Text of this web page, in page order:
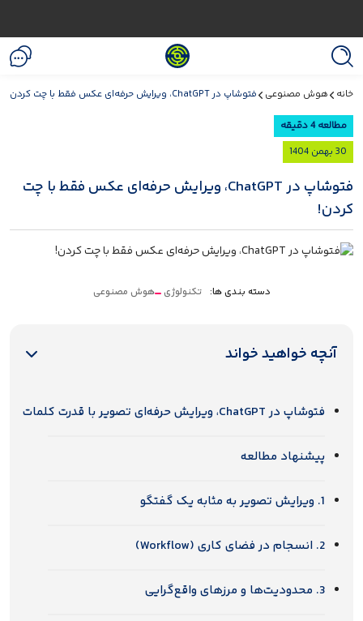
خانه هوش مصنوعی فتوشاپ در ChatGPT، ویرایش حرفه‌ای عکس فقط با چت کردن!
مطالعه 4 دقیقه
30 بهمن 1404
فتوشاپ در ChatGPT، ویرایش حرفه‌ای عکس فقط با چت
کردن!
دسته بندی ها: تکنولوژی هوش مصنوعی
آنچه خواهید خواند
فتوشاپ در ChatGPT، ویرایش حرفه‌ای تصویر با قدرت کلمات
پیشنهاد مطالعه
1. ویرایش تصویر به مثابه یک گفتگو
2. انسجام در فضای کاری (Workflow)
3. محدودیت‌ها و مرزهای واقع‌گرایی